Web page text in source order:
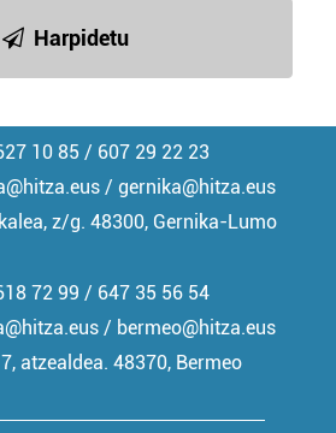
Harpidetu
10 85 / 607 29 22 23
/ gernika@hitza.eus
z/g. 48300, Gernika-Lumo
72 99 / 647 35 56 54
/ bermeo@hitza.eus
atzealdea. 48370, Bermeo